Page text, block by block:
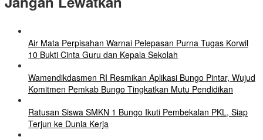
Air Mata Perpisahan Warnai Pelepasan Purna Tugas Korwil
10 Bukti Cinta Guru dan Kepala Sekolah
Wamendikdasmen RI Resmikan Aplikasi Bungo Pintar, Wujud
Komitmen Pemkab Bungo Tingkatkan Mutu Pendidikan
Ratusan Siswa SMKN 1 Bungo Ikuti Pembekalan PKL, Siap
Terjun ke Dunia Kerja